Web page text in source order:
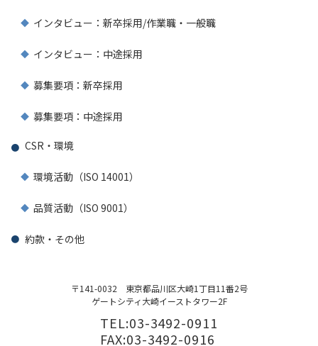
〒141-0032 東京都品川区大崎1丁目11番2号
ゲートシティ大崎イーストタワー2F
TEL:03-3492-0911
FAX:03-3492-0916
インタビュー：新卒採用/作業職・一般職
インタビュー：中途採用
募集要項：新卒採用
募集要項：中途採用
CSR・環境
環境活動（ISO 14001）
品質活動（ISO 9001）
約款・その他